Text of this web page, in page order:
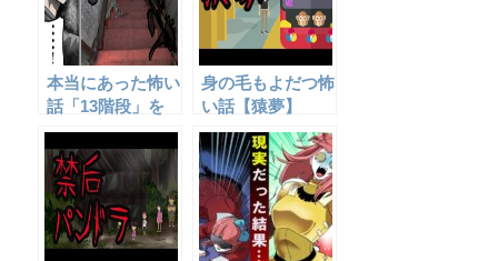
本当にあった怖い
話「13階段」を
アニメ風にしてみ
た。
身の毛もよだつ怖
い話【猿夢】